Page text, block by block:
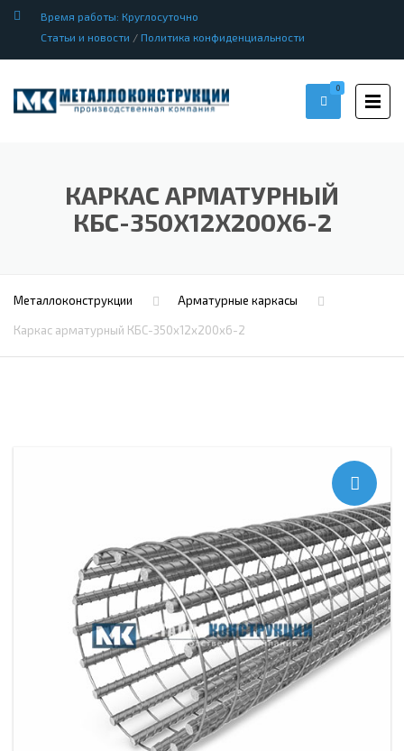
Время работы: Круглосуточно
Статьи и новости / Политика конфиденциальности
0
КАРКАС АРМАТУРНЫЙ
КБС-350Х12Х200Х6-2
Металлоконструкции Арматурные каркасы
Каркас арматурный КБС-350х12х200х6-2